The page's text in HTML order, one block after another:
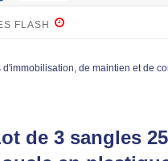
FLASH
d'immobilisation, de maintien et de
de 3 sangles